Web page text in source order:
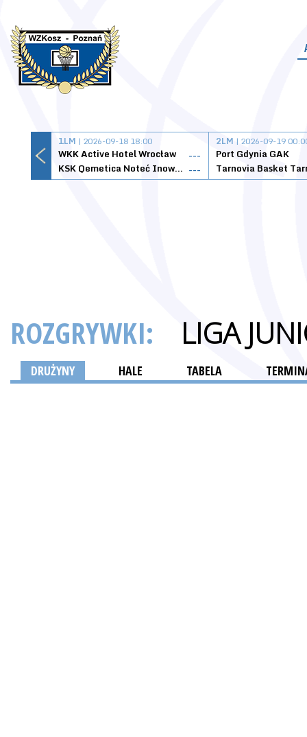
1LM | 2026-09-18 18:00
WKK Active Hotel Wrocław
---
KSK Qemetica Noteć Inowrocław ---
2LM | 2026-09-19
Port Gdynia GAK
ROZGRYWKI: LIGA
DRUŻYNY HALE TABELA